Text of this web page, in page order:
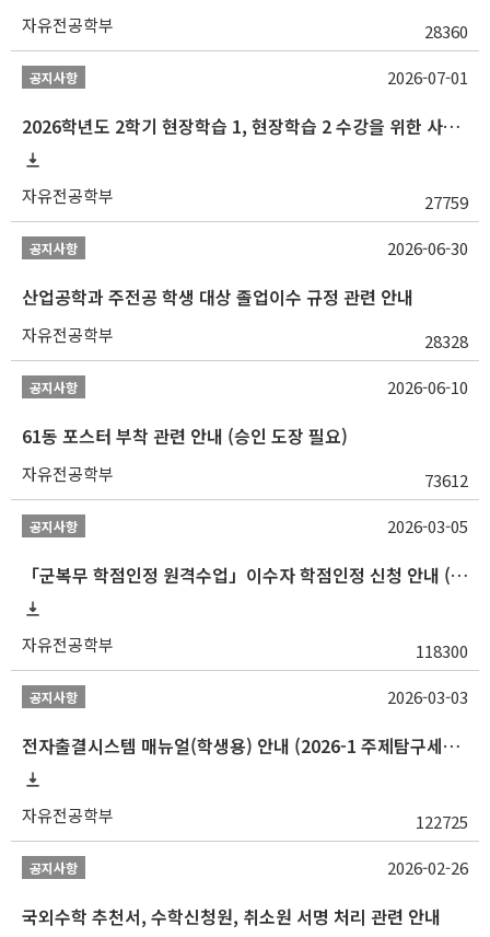
자유전공학부 28360
공지사항
2026학년도 2학기 현장학습 1, 현장학습 2 수강을 위한 사전승인 신청 안내
자유전공학부 27759
2026-07-01
공지사항
산업공학과 주전공 학생 대상 졸업이수 규정 관련 안내
자유전공학부 28328
2026-06-30
공지사항
61동 포스터 부착 관련 안내 (승인 도장 필요)
자유전공학부 73612
2026-06-10
공지사항
「군복무 학점인정 원격수업」이수자 학점인정 신청 안내 (2025-2 이전 군복무 원격수업 수강자 필독)
자유전공학부 118300
2026-03-05
공지사항
전자출결시스템 매뉴얼(학생용) 안내 (2026-1 주제탐구세미나 1 (001 분반) 등)
자유전공학부 122725
2026-03-03
공지사항
국외수학 추천서, 수학신청원, 취소원 서명 처리 관련 안내
2026-02-26